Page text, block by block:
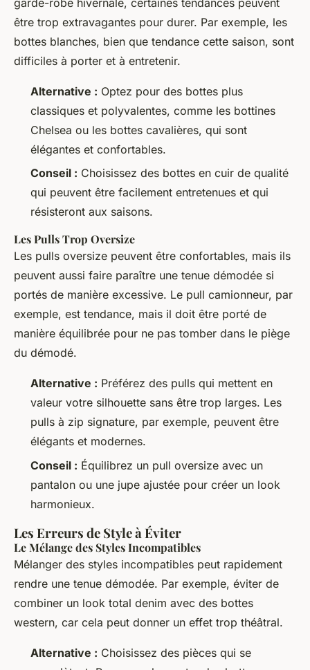
être trop extravagantes pour durer. Par exemple, les
bottes blanches, bien que tendance cette saison, sont
difficiles à porter et à entretenir.
Alternative : Optez pour des bottes plus
classiques et polyvalentes, comme les bottines
Chelsea ou les bottes cavalières, qui sont
élégantes et confortables.
Conseil : Choisissez des bottes en cuir de qualité
qui peuvent être facilement entretenues et qui
résisteront aux saisons.
Les Pulls Trop Oversize
Les pulls oversize peuvent être confortables, mais ils
peuvent aussi faire paraître une tenue démodée si
portés de manière excessive. Le pull camionneur, par
exemple, est tendance, mais il doit être porté de
manière équilibrée pour ne pas tomber dans le piège
du démodé.
Alternative : Préférez des pulls qui mettent en
valeur votre silhouette sans être trop larges. Les
pulls à zip signature, par exemple, peuvent être
élégants et modernes.
Conseil : Équilibrez un pull oversize avec un
pantalon ou une jupe ajustée pour créer un look
harmonieux.
Les Erreurs de Style à Éviter
Le Mélange des Styles Incompatibles
Mélanger des styles incompatibles peut rapidement
rendre une tenue démodée. Par exemple, éviter de
combiner un look total denim avec des bottes
western, car cela peut donner un effet trop théâtral.
Alternative : Choisissez des pièces qui se